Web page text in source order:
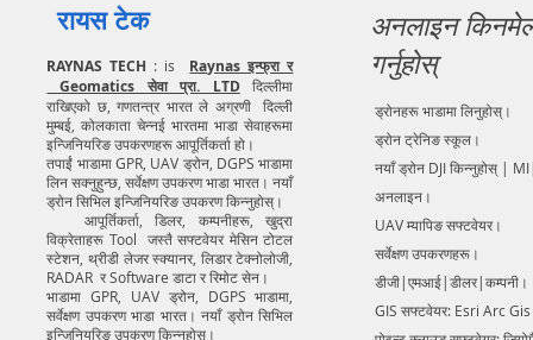
रायस टेक
RAYNAS TECH : is Raynas इन्फ्रा र
Geomatics सेवा प्रा. LTDदिल्लीमा
राखिएको छ, गणतन्त्र भारत ले अग्रणी दिल्ली
मुम्बई, कोलकाता चेन्नई भारतमा भाडा सेवाहरूमा
इन्जिनियरिङ उपकरणहरू आपूर्तिकर्ता हो।
तपाईं भाडामा GPR, UAV ड्रोन, DGPS भाडामा
लिन सक्नुहुन्छ, सर्वेक्षण उपकरण भाडा भारत। नयाँ
ड्रोन सिभिल इन्जिनियरिङ उपकरण किन्नुहोस्।
आपूर्तिकर्ता, डिलर, कम्पनीहरू, खुद्रा
विक्रेताहरू Tool जस्तै सफ्टवेयर मेसिन टोटल
स्टेशन, थ्रीडी लेजर स्क्यानर, लिडार टेक्नोलोजी,
RADAR र Software डाटा र रिमोट सेन।
भाडामा GPR, UAV ड्रोन, DGPS भाडामा,
सर्वेक्षण उपकरण भाडा भारत। नयाँ ड्रोन सिभिल
इन्जिनियरिङ उपकरण किन्नुहोस्।
अनलाइन
गर्नुहोस्
ड्रोनहरू भाडामा लिनुहोस्।
ड्रोन ट्रेनिङ स्कूल।
नयाँ ड्रोन DJI किन्नुहोस् | MI|
अनलाइन।
UAV म्यापिङ सफ्टवेयर।
सर्वेक्षण उपकरणहरू।
डीजी|एमआई|डीलर|कम्पनी।
GIS सफ्टवेयर: Esri Arc